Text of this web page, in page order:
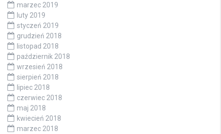
marzec 2019
luty 2019
styczeń 2019
grudzień 2018
listopad 2018
październik 2018
wrzesień 2018
sierpień 2018
lipiec 2018
czerwiec 2018
maj 2018
kwiecień 2018
marzec 2018